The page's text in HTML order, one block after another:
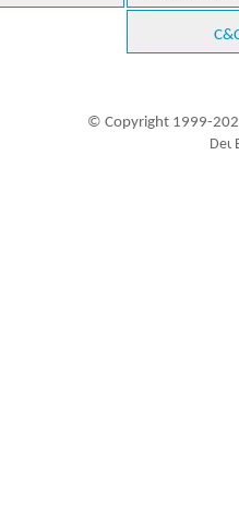
© Copyright 1999-